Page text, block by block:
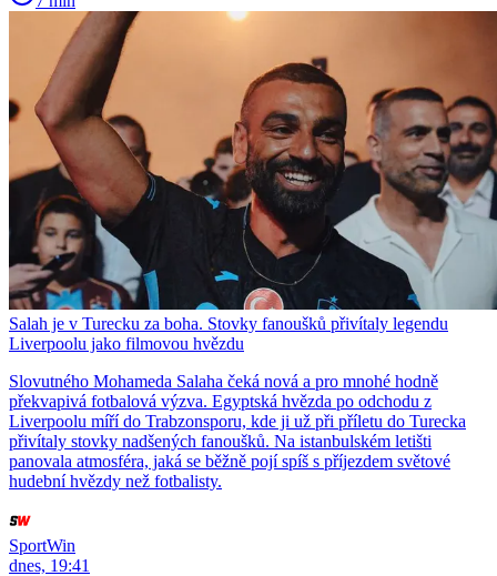
Salah je v Turecku za boha. Stovky fanoušků přivítaly legendu
Liverpoolu jako filmovou hvězdu
Slovutného Mohameda Salaha čeká nová a pro mnohé hodně
překvapivá fotbalová výzva. Egyptská hvězda po odchodu z
Liverpoolu míří do Trabzonsporu, kde ji už při příletu do Turecka
přivítaly stovky nadšených fanoušků. Na istanbulském letišti
panovala atmosféra, jaká se běžně pojí spíš s příjezdem světové
hudební hvězdy než fotbalisty.
SportWin
dnes, 19:41